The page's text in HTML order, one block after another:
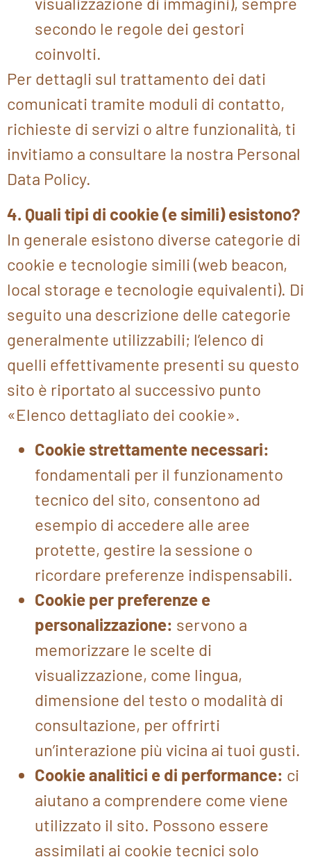
secondo le regole dei gestori
coinvolti.
Per dettagli sul trattamento dei dati
comunicati tramite moduli di contatto,
richieste di servizi o altre funzionalità, ti
invitiamo a consultare la nostra Personal
Data Policy.
4. Quali tipi di cookie (e simili) esistono?
In generale esistono diverse categorie di
cookie e tecnologie simili (web beacon,
local storage e tecnologie equivalenti). Di
seguito una descrizione delle categorie
generalmente utilizzabili; l’elenco di
quelli effettivamente presenti su questo
sito è riportato al successivo punto
«Elenco dettagliato dei cookie».
Cookie strettamente necessari:
fondamentali per il funzionamento
tecnico del sito, consentono ad
esempio di accedere alle aree
protette, gestire la sessione o
ricordare preferenze indispensabili.
Cookie per preferenze e
personalizzazione: servono a
memorizzare le scelte di
visualizzazione, come lingua,
dimensione del testo o modalità di
consultazione, per offrirti
un’interazione più vicina ai tuoi gusti.
Cookie analitici e di performance: ci
aiutano a comprendere come viene
utilizzato il sito. Possono essere
assimilati ai cookie tecnici solo